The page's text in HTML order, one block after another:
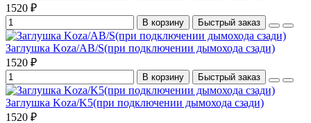
1520 ₽
В корзину Быстрый заказ
Заглушка Koza/AB/S(при подключении дымохода сзади)
1520 ₽
В корзину Быстрый заказ
Заглушка Koza/K5(при подключении дымохода сзади)
1520 ₽